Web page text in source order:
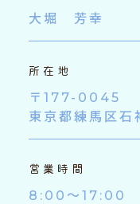
大堀 芳幸
所在地
〒177-0045
東京都練馬区
営業時間
8:00～17:00